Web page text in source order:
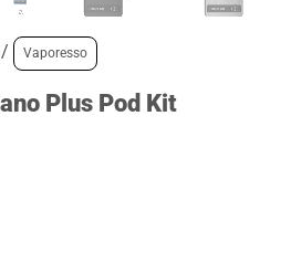
/ Vaporesso
Plus Pod Kit